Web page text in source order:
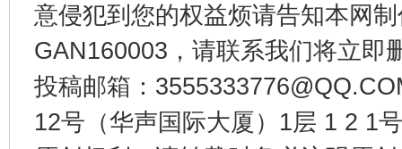
意侵犯到您的权益烦请告知本网
GAN160003，请联系我们将立即
投稿邮箱：
12号（华声国际大厦）1层 1 2 1